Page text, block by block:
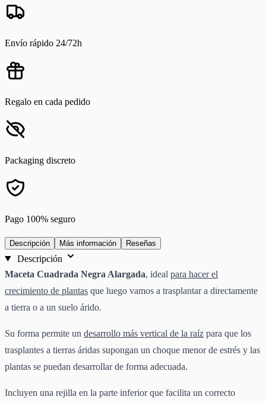
Envío rápido 24/72h
Regalo en cada pedido
Packaging discreto
Pago 100% seguro
Descripción Más información Reseñas
Descripción
Maceta Cuadrada Negra Alargada, ideal para hacer el
crecimiento de plantas que luego vamos a trasplantar a directamente
a tierra o a un suelo árido.
Su forma permite un desarrollo más vertical de la raíz para que los
trasplantes a tierras áridas supongan un choque menor de estrés y las
plantas se puedan desarrollar de forma adecuada.
Incluyen una rejilla en la parte inferior que facilita un correcto